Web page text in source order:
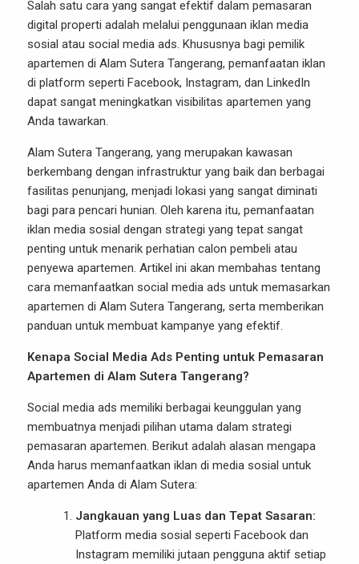
Salah satu cara yang sangat efektif dalam pemasaran
digital properti adalah melalui penggunaan iklan media
sosial atau social media ads. Khususnya bagi pemilik
apartemen di Alam Sutera Tangerang, pemanfaatan iklan
di platform seperti Facebook, Instagram, dan LinkedIn
dapat sangat meningkatkan visibilitas apartemen yang
Anda tawarkan.
Alam Sutera Tangerang, yang merupakan kawasan
berkembang dengan infrastruktur yang baik dan berbagai
fasilitas penunjang, menjadi lokasi yang sangat diminati
bagi para pencari hunian. Oleh karena itu, pemanfaatan
iklan media sosial dengan strategi yang tepat sangat
penting untuk menarik perhatian calon pembeli atau
penyewa apartemen. Artikel ini akan membahas tentang
cara memanfaatkan social media ads untuk memasarkan
apartemen di Alam Sutera Tangerang, serta memberikan
panduan untuk membuat kampanye yang efektif.
Kenapa Social Media Ads Penting untuk Pemasaran
Apartemen di Alam Sutera Tangerang?
Social media ads memiliki berbagai keunggulan yang
membuatnya menjadi pilihan utama dalam strategi
pemasaran apartemen. Berikut adalah alasan mengapa
Anda harus memanfaatkan iklan di media sosial untuk
apartemen Anda di Alam Sutera:
Jangkauan yang Luas dan Tepat Sasaran:
Platform media sosial seperti Facebook dan
Instagram memiliki jutaan pengguna aktif setiap